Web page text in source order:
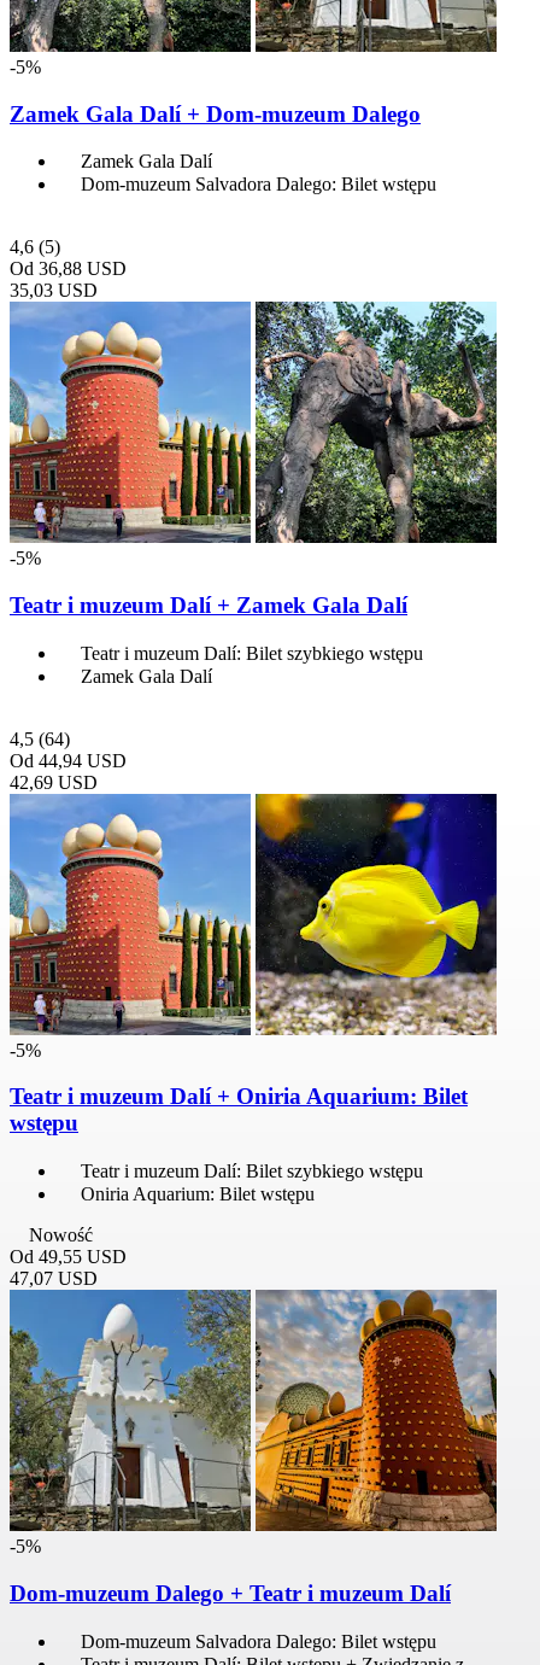
-5%
Zamek Gala Dalí + Dom-muzeum Dalego
Zamek Gala Dalí
Dom-muzeum Salvadora Dalego: Bilet wstępu
4,6 (5)
Od 36,88 USD
35,03 USD
-5%
Teatr i muzeum Dalí + Zamek Gala Dalí
Teatr i muzeum Dalí: Bilet szybkiego wstępu
Zamek Gala Dalí
4,5 (64)
Od 44,94 USD
42,69 USD
-5%
Teatr i muzeum Dalí + Oniria Aquarium: Bilet
wstępu
Teatr i muzeum Dalí: Bilet szybkiego wstępu
Oniria Aquarium: Bilet wstępu
Nowość
Od 49,55 USD
47,07 USD
-5%
Dom-muzeum Dalego + Teatr i muzeum Dalí
Dom-muzeum Salvadora Dalego: Bilet wstępu